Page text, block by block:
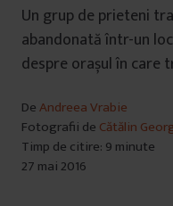
Un grup de prieteni
abandonată într-un
despre orașul în care
DeAndreea Vrabie
Fotografii de Cătălin
Timp de citire: 9 minute
27 mai 2016